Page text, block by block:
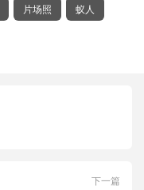
片场照 蚁人
下一篇